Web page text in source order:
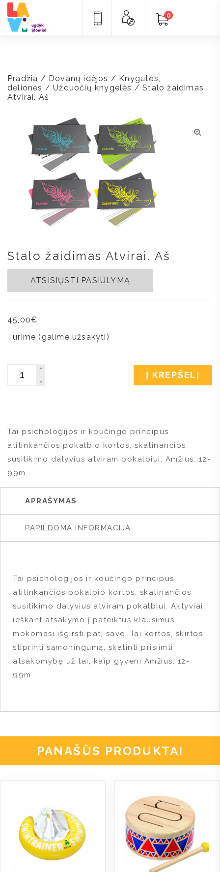
0
Pradžia / Dovanų idėjos / Knygutės,
dėlionės /Užduočių knygelės / Stalo žaidimas
Atvirai. Aš
Stalo žaidimas Atvirai. Aš
ATSISIŲSTI PASIŪLYMĄ
45,00€
Turime (galime užsakyti)
Į KREPŠELĮ
Tai psichologijos ir koučingo principus
atitinkančios pokalbio kortos, skatinančios
susitikimo dalyvius atviram pokalbiui. Amžius: 12-
99m.
APRAŠYMAS
PAPILDOMA INFORMACIJA
Tai psichologijos ir koučingo principus
atitinkančios pokalbio kortos, skatinančios
susitikimo dalyvius atviram pokalbiui. Aktyviai
ieškant atsakymo į pateiktus klausimus
mokomasi išgirsti patį save. Tai kortos, skirtos
stiprinti sąmoningumą, skatinti prisiimti
atsakomybę už tai, kaip gyveni Amžius: 12-
99m.
PANAŠŪS PRODUKTAI